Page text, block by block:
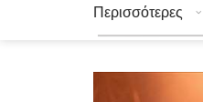
Περισσότερες